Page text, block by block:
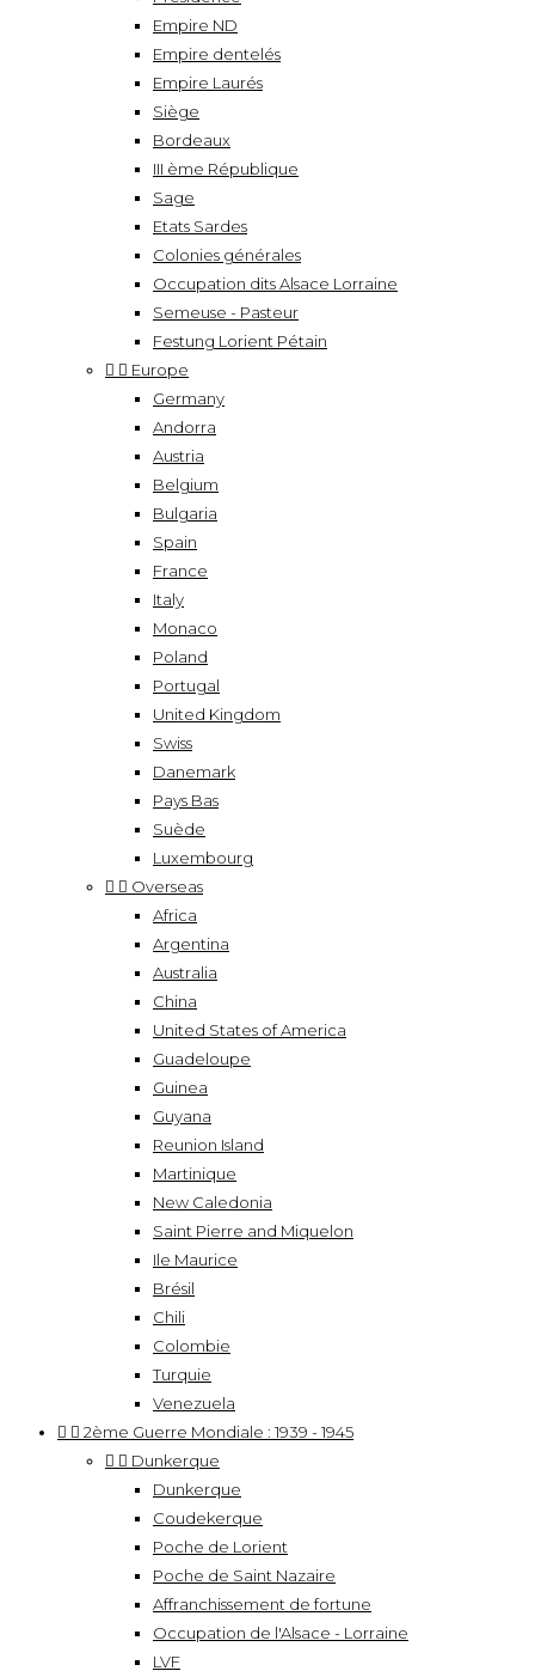
Empire ND
Empire dentelés
Empire Laurés
Siège
Bordeaux
III ème République
Sage
Etats Sardes
Colonies générales
Occupation dits Alsace Lorraine
Semeuse - Pasteur
Festung Lorient Pétain
  Europe
Germany
Andorra
Austria
Belgium
Bulgaria
Spain
France
Italy
Monaco
Poland
Portugal
United Kingdom
Swiss
Danemark
Pays Bas
Suède
Luxembourg
  Overseas
Africa
Argentina
Australia
China
United States of America
Guadeloupe
Guinea
Guyana
Reunion Island
Martinique
New Caledonia
Saint Pierre and Miquelon
Ile Maurice
Brésil
Chili
Colombie
Turquie
Venezuela
  2ème Guerre Mondiale : 1939 - 1945
  Dunkerque
Dunkerque
Coudekerque
Poche de Lorient
Poche de Saint Nazaire
Affranchissement de fortune
Occupation de l'Alsace - Lorraine
LVF